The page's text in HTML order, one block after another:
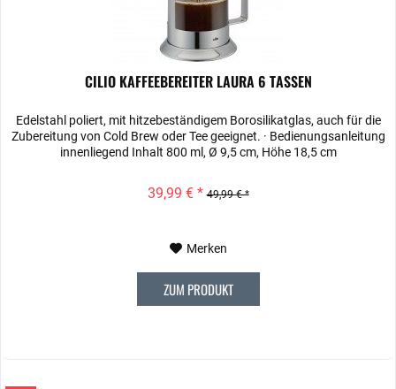
CILIO KAFFEEBEREITER LAURA 6 TASSEN
Edelstahl poliert, mit hitzebeständigem Borosilikatglas, auch für die
Zubereitung von Cold Brew oder Tee geeignet. · Bedienungsanleitung
innenliegend Inhalt 800 ml, Ø 9,5 cm, Höhe 18,5 cm
39,99 € * 49,99 € *
Merken
ZUM PRODUKT